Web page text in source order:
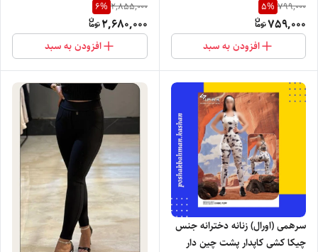
799,000
5%
759,000
افزودن به سبد
پلاک دار برند ویگل با تنخور فوق
العاده شیک
2,855,000
6%
2,680,000
افزودن به سبد
سرهمی (اورال) زنانه دخترانه جنس
چیکا کشی کاپدار پشت چین دار